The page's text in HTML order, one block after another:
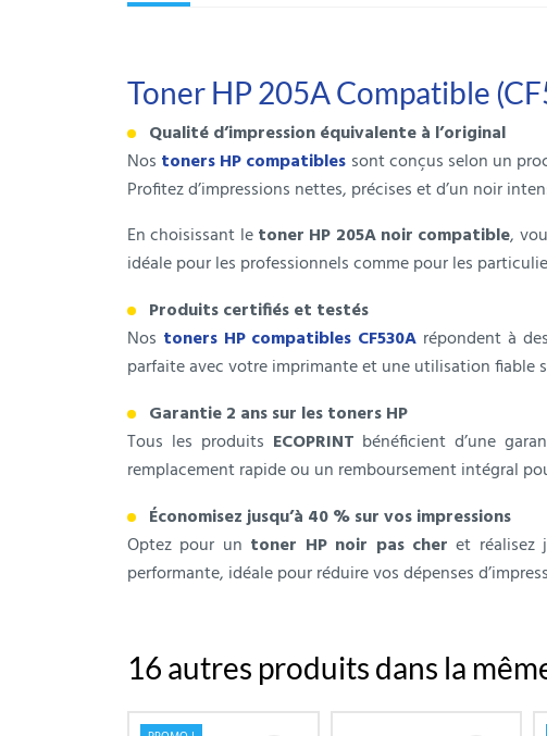
Toner HP 205A Compatible
Qualité d’impression équivalente à l’original
Nos toners HP compatibles sont conçus selon un
Profitez d’impressions nettes, précises et d’un noir
En choisissant letoner HP 205A noir compatible,
idéale pour les professionnels comme pour les
Produits certifiés et testés
Nos toners HP compatibles CF530A répondent à
parfaite avec votre imprimante et une utilisation fiable
Garantie 2 ans sur les toners HP
Tous les produits ECOPRINT bénéficient d’une
remplacement rapide ou un remboursement intégral
Économisez jusqu’à 40 % sur vos impressions
Optez pour un toner HP noir pas cher et réalisez
performante, idéale pour réduire vos dépenses
16 autres produits dans la